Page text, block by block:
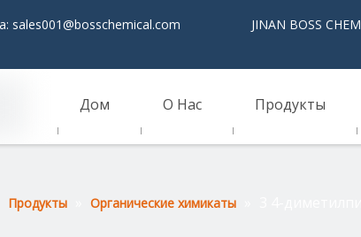
sales001@bosschemical.com JINAN BOSS CHEM
Дом О Нас Продукты
Продукты Органические химикаты